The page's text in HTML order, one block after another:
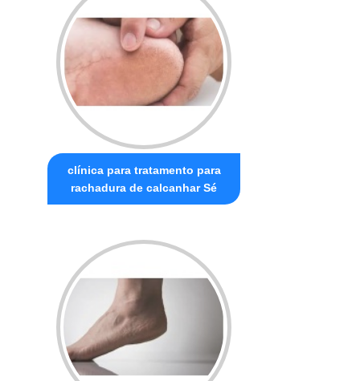
clínica para tratamento para
rachadura de calcanhar Sé